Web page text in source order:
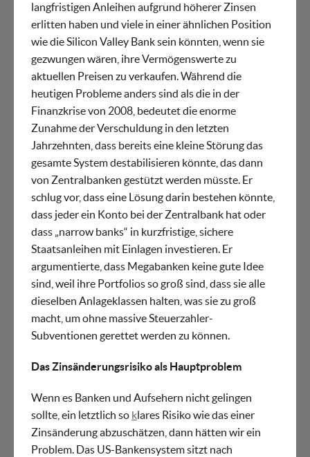
langfristigen Anleihen aufgrund höherer Zinsen
erlitten haben und viele in einer ähnlichen Position
wie die Silicon Valley Bank sein könnten, wenn sie
gezwungen wären, ihre Vermögenswerte zu
aktuellen Preisen zu verkaufen. Während die
heutigen Probleme anders sind als die in der
Finanzkrise von 2008, bedeutet die enorme
Zunahme der Verschuldung in den letzten
Jahrzehnten, dass bereits eine kleine Störung das
gesamte System destabilisieren könnte, das dann
von Zentralbanken gestützt werden müsste. Er
schlug vor, dass eine Lösung darin bestehen könnte,
dass jeder ein Konto bei der Zentralbank hat oder
dass „narrow banks“ in kurzfristige, sichere
Staatsanleihen mit Einlagen investieren. Er
argumentierte, dass Megabanken keine gute Idee
sind, weil ihre Portfolios so groß sind, dass sie alle
dieselben Anlageklassen halten, was sie zu groß
macht, um ohne massive Steuerzahler-
Subventionen gerettet werden zu können.
Das Zinsänderungsrisiko als Hauptproblem
Wenn es Banken und Aufsehern nicht gelingen
sollte, ein letztlich so klares Risiko wie das einer
Zinsänderung abzuschätzen, dann hätten wir ein
Problem. Das US-Bankensystem sitzt nach